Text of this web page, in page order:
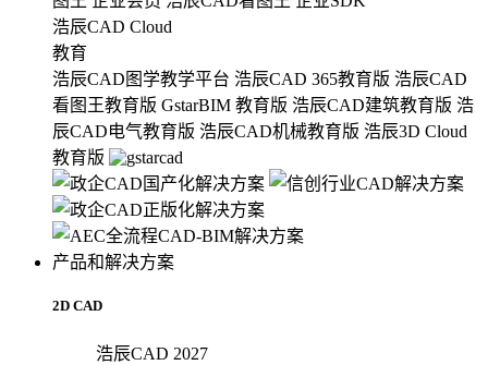
浩辰CAD Cloud
教育
浩辰CAD图学教学平台 浩辰CAD 365教育版 浩辰CAD
看图王教育版 GstarBIM 教育版 浩辰CAD建筑教育版 浩
辰CAD电气教育版 浩辰CAD机械教育版 浩辰3D Cloud
教育版
产品和解决方案
2D CAD
浩辰CAD 2027